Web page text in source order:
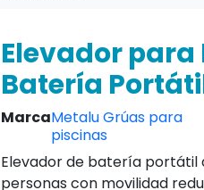
Elevador para
Batería
MarcaMetalu Grúas para
piscinas
Elevador de batería portátil
personas con movilidad